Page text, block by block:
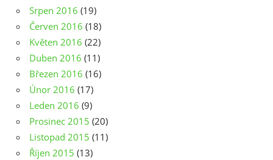
Srpen 2016 (19)
Červen 2016 (18)
Květen 2016 (22)
Duben 2016 (11)
Březen 2016 (16)
Únor 2016 (17)
Leden 2016 (9)
Prosinec 2015 (20)
Listopad 2015 (11)
Říjen 2015 (13)